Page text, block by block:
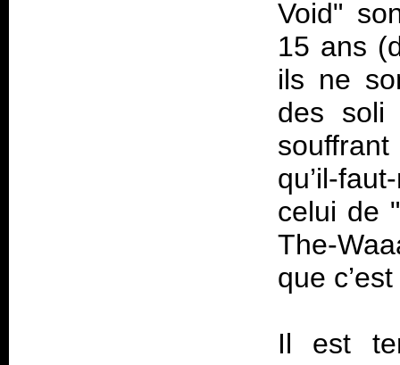
Void"
15 ans
ils ne
des soli
qu’il-
celui de
The-
que
Il est